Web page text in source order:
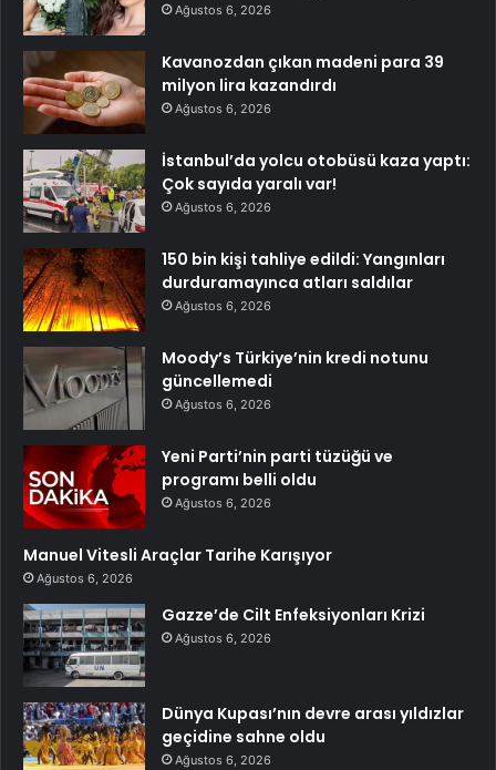
Ağustos 6, 2026
Kavanozdan çıkan madeni para 39
milyon lira kazandırdı
Ağustos 6, 2026
İstanbul’da yolcu otobüsü kaza yaptı:
Çok sayıda yaralı var!
Ağustos 6, 2026
150 bin kişi tahliye edildi: Yangınları
durduramayınca atları saldılar
Ağustos 6, 2026
Moody’s Türkiye’nin kredi notunu
güncellemedi
Ağustos 6, 2026
Yeni Parti’nin parti tüzüğü ve
programı belli oldu
Ağustos 6, 2026
Manuel Vitesli Araçlar Tarihe Karışıyor
Ağustos 6, 2026
Gazze’de Cilt Enfeksiyonları Krizi
Ağustos 6, 2026
Dünya Kupası’nın devre arası yıldızlar
geçidine sahne oldu
Ağustos 6, 2026